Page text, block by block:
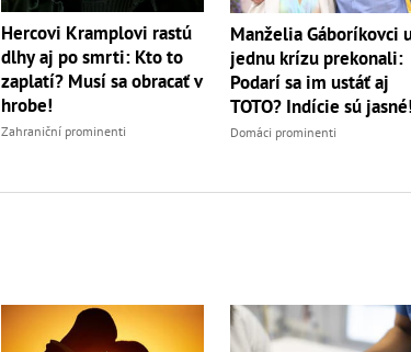
Hercovi Kramplovi rastú
dlhy aj po smrti: Kto to
zaplatí? Musí sa obracať v
hrobe!
Zahraniční prominenti
Manželia Gáboríkovci
jednu krízu prekonali:
Podarí sa im ustáť aj
TOTO? Indície sú
Domáci prominenti